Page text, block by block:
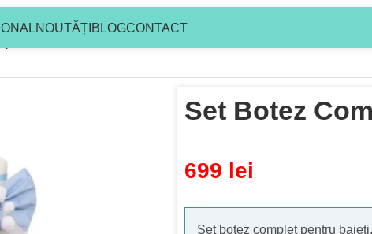
NOUTĂȚI BLOGCONTACT
Set Botez
699 lei
Set botez complet pentru